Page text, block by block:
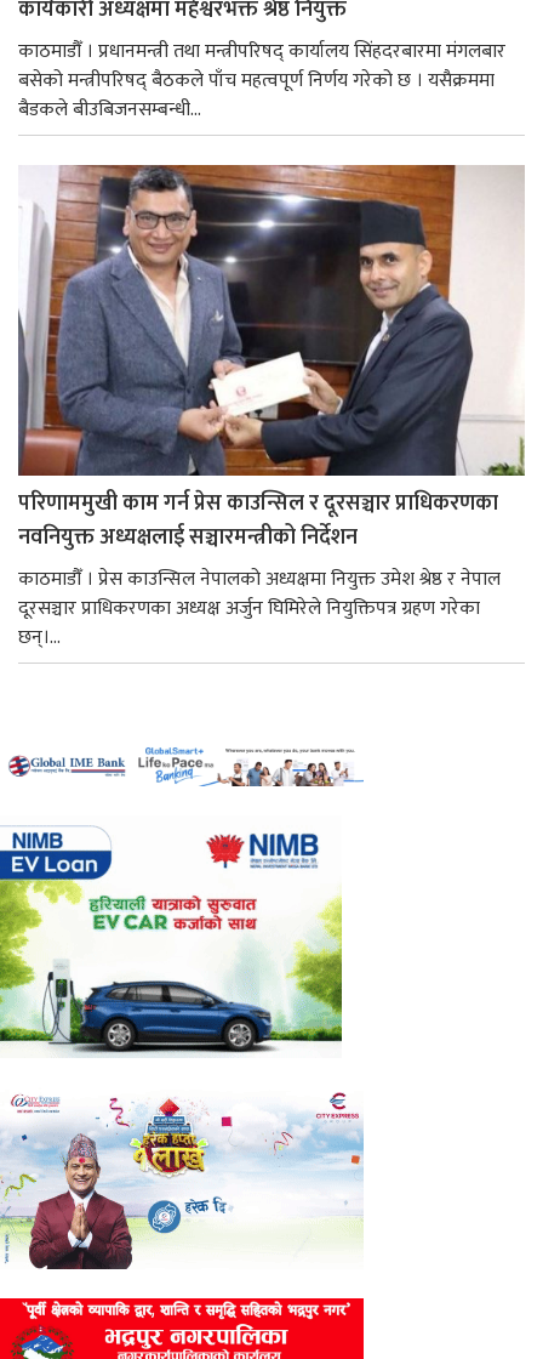
कार्यकारी अध्यक्षमा महेश्वरभक्त श्रेष्ठ नियुक्त
काठमाडौँ । प्रधानमन्त्री तथा मन्त्रीपरिषद् कार्यालय सिंहदरबारमा मंगलबार
बसेको मन्त्रीपरिषद् बैठकले पाँच महत्वपूर्ण निर्णय गरेको छ । यसैक्रममा
बैडकले बीउबिजनसम्बन्धी...
परिणाममुखी काम गर्न प्रेस काउन्सिल र दूरसञ्चार प्राधिकरणका
नवनियुक्त अध्यक्षलाई सञ्चारमन्त्रीको निर्देशन
काठमाडौँ । प्रेस काउन्सिल नेपालको अध्यक्षमा नियुक्त उमेश श्रेष्ठ र नेपाल
दूरसञ्चार प्राधिकरणका अध्यक्ष अर्जुन घिमिरेले नियुक्तिपत्र ग्रहण गरेका
छन्।...